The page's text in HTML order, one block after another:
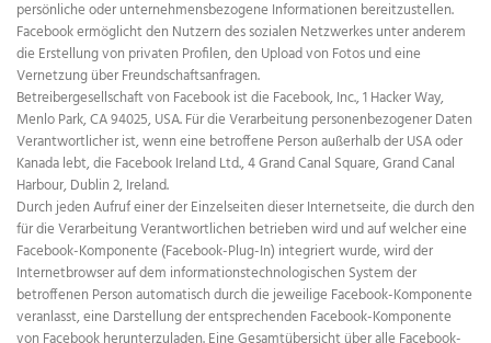
persönliche oder unternehmensbezogene Informationen bereitzustellen.
Facebook ermöglicht den Nutzern des sozialen Netzwerkes unter anderem
die Erstellung von privaten Profilen, den Upload von Fotos und eine
Vernetzung über Freundschaftsanfragen.
Betreibergesellschaft von Facebook ist die Facebook, Inc., 1 Hacker Way,
Menlo Park, CA 94025, USA. Für die Verarbeitung personenbezogener Daten
Verantwortlicher ist, wenn eine betroffene Person außerhalb der USA oder
Kanada lebt, die Facebook Ireland Ltd., 4 Grand Canal Square, Grand Canal
Harbour, Dublin 2, Ireland.
Durch jeden Aufruf einer der Einzelseiten dieser Internetseite, die durch den
für die Verarbeitung Verantwortlichen betrieben wird und auf welcher eine
Facebook-Komponente (Facebook-Plug-In) integriert wurde, wird der
Internetbrowser auf dem informationstechnologischen System der
betroffenen Person automatisch durch die jeweilige Facebook-Komponente
veranlasst, eine Darstellung der entsprechenden Facebook-Komponente